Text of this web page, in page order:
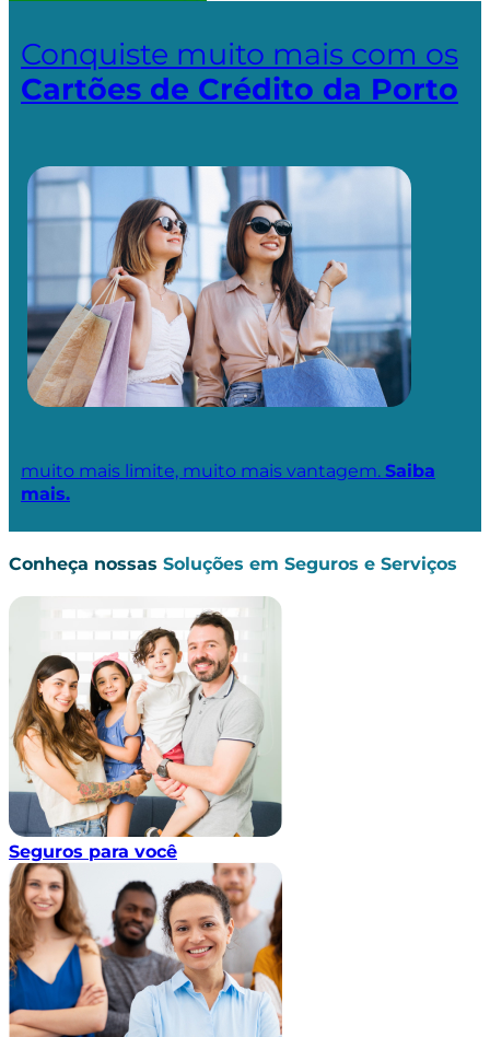
Conquiste muito mais com os
Cartões de Crédito da Porto
muito mais limite, muito mais vantagem. Saiba
mais.
Conheça nossas Soluções em Seguros e Serviços
Seguros para você